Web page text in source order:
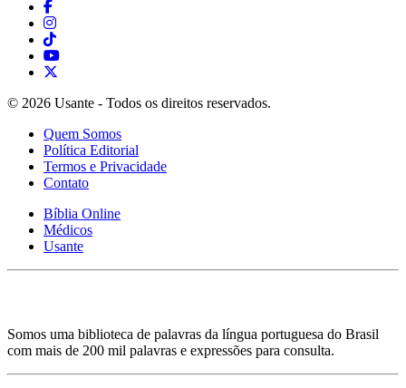
© 2026 Usante - Todos os direitos reservados.
Quem Somos
Política Editorial
Termos e Privacidade
Contato
Bíblia Online
Médicos
Usante
Somos uma biblioteca de palavras da língua portuguesa do Brasil
com mais de 200 mil palavras e expressões para consulta.